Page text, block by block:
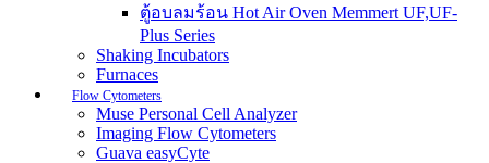
ตู้อบลมร้อน Hot Air Oven Memmert UF,UF-
Plus Series
Shaking Incubators
Furnaces
Flow Cytometers
Muse Personal Cell Analyzer
Imaging Flow Cytometers
Guava easyCyte